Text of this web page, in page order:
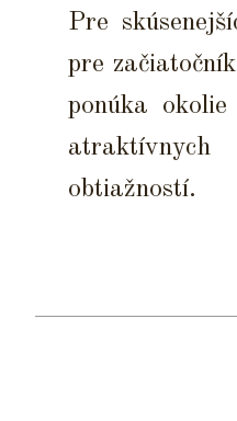
Pre
pre
ponúka okolie
obtiažností.